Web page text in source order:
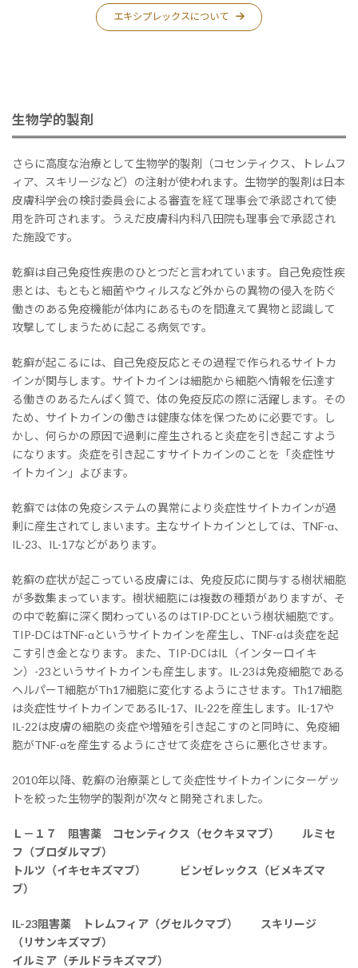
エキシプレックスについて
生物学的製剤
さらに高度な治療として生物学的製剤（コセンティクス、トレムフ
ィア、スキリージなど）の注射が使われます。生物学的製剤は日本
皮膚科学会の検討委員会による審査を経て理事会で承認されて使
用を許可されます。うえだ皮膚科内科八田院も理事会で承認され
た施設です。
乾癬は自己免疫性疾患のひとつだと言われています。自己免疫性疾
患とは、もともと細菌やウィルスなど外からの異物の侵入を防ぐ
働きのある免疫機能が体内にあるものを間違えて異物と認識して
攻撃してしまうために起こる病気です。
乾癬が起こるには、自己免疫反応とその過程で作られるサイトカ
インが関与します。サイトカインは細胞から細胞へ情報を伝達す
る働きのあるたんぱく質で、体の免疫反応の際に活躍します。その
ため、サイトカインの働きは健康な体を保つために必要です。し
かし、何らかの原因で過剰に産生されると炎症を引き起こすよう
になります。炎症を引き起こすサイトカインのことを「炎症性サ
イトカイン」よびます。
乾癬では体の免疫システムの異常により炎症性サイトカインが過
剰に産生されてしまいます。主なサイトカインとしては、TNF-α、
IL-23、IL-17などがあります。
乾癬の症状が起こっている皮膚には、免疫反応に関与する樹状細胞
が多数集まっています。樹状細胞には複数の種類がありますが、そ
の中で乾癬に深く関わっているのはTIP-DCという樹状細胞です。
TIP-DCはTNF-αというサイトカインを産生し、TNF-αは炎症を起
こす引き金となります。また、TIP-DCはIL（インターロイキ
ン）-23というサイトカインも産生します。IL-23は免疫細胞である
ヘルパーT細胞がTh17細胞に変化するようにさせます。Th17細胞
は炎症性サイトカインであるIL-17、IL-22を産生します。IL-17や
IL-22は皮膚の細胞の炎症や増殖を引き起こすのと同時に、免疫細
胞がTNF-αを産生するようにさせて炎症をさらに悪化させます。
2010年以降、乾癬の治療薬として炎症性サイトカインにターゲッ
トを絞った生物学的製剤が次々と開発されました。
Ｌ－１７ 阻害薬 コセンティクス（セクキヌマブ） ルミセ
フ（ブロダルマブ）
トルツ（イキセキズマブ） ビンゼレックス（ビメキズマ
ブ）
IL-23阻害薬 トレムフィア（グセルクマブ） スキリージ
（リサンキズマブ）
イルミア（チルドラキズマブ）